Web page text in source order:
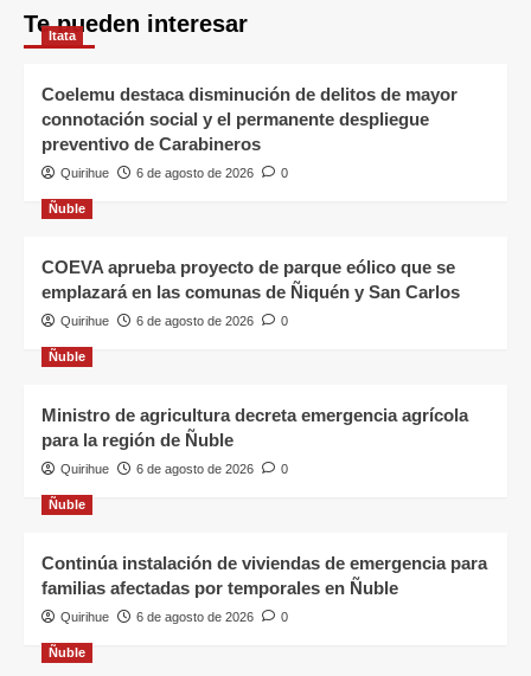
Te pueden interesar
Itata
Coelemu destaca disminución de delitos de mayor
connotación social y el permanente despliegue
preventivo de Carabineros
Quirihue 6 de agosto de 2026 0
Ñuble
COEVA aprueba proyecto de parque eólico que se
emplazará en las comunas de Ñiquén y San Carlos
Quirihue 6 de agosto de 2026 0
Ñuble
Ministro de agricultura decreta emergencia agrícola
para la región de Ñuble
Quirihue 6 de agosto de 2026 0
Ñuble
Continúa instalación de viviendas de emergencia para
familias afectadas por temporales en Ñuble
Quirihue 6 de agosto de 2026 0
Ñuble